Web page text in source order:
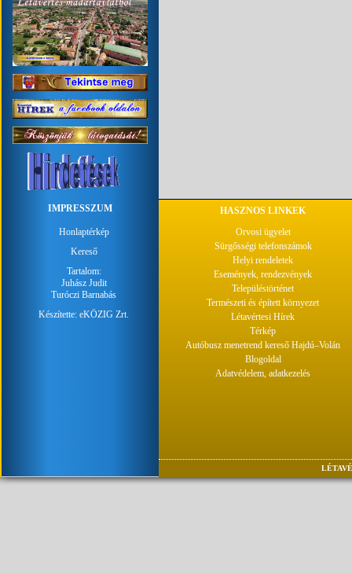
IMPRESSZUM
Honlaptérkép
Kereső
Tartalom:
Juhász Judit
Turóczi Barnabás
Készítette:eKÖZIG Zrt.
HASZNOS LINKEK
Orvosi ügyelet
Sürgősségi telefonszámok
Helyi rendeletek
Események, rendezvények
Településtörténet
Természeti és épített környezet
Létavértesi Hírek
Térkép
Autóbusz menetrend kereső Hajdú–Volán
Blogoldal
Adatvédelem, adatkezelés